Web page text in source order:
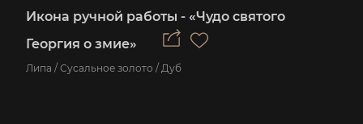
Икона ручной работы - «Чудо святого
Георгия о змие»
Липа / Сусальное золото / Дуб